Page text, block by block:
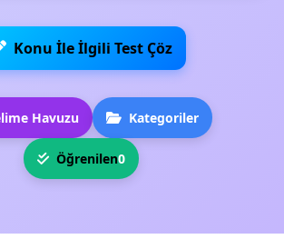
Konu İle İlgili Test Çöz
Havuzu Kategoriler
Öğrenilen0